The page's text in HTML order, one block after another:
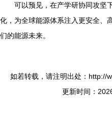
可以预见，在产学研协同攻坚
化，为全球能源体系注入更安全、
们的能源未来。
如若转载，请注明出处：http://
更新时间：